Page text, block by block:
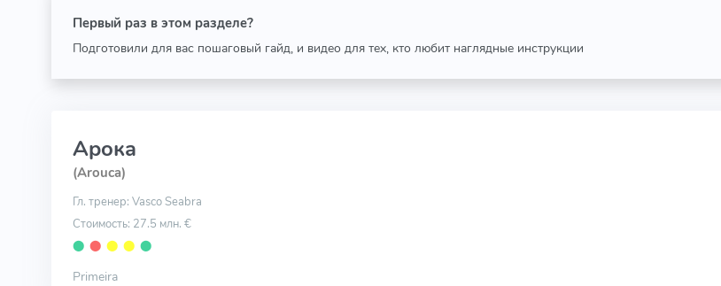
Первый раз в этом разделе?
Подготовили для вас пошаговый гайд, и видео для тех, кто любит наглядные инструкции
Арока
(Arouca)
Гл. тренер: Vasco Seabra
Стоимость: 27.5 млн. €
⬤ ⬤ ⬤ ⬤ ⬤
Primeira